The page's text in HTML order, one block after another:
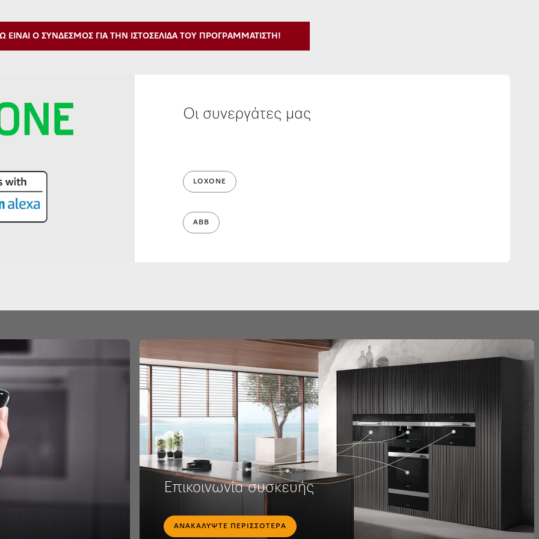
ΕΊΝΑΙ Ο ΣΎΝΔΕΣΜΟΣ ΓΙΑ ΤΗΝ ΙΣΤΟΣΕΛΊΔΑ ΤΟΥ ΠΡΟΓΡΑΜΜΑΤΙΣΤΉ!
Οι συνεργάτες μας
LOXONE
ABB
Επικοινωνία συσκευής
ΑΝΑΚΑΛΎΨΤΕ ΠΕΡΙΣΣΌΤΕΡΑ